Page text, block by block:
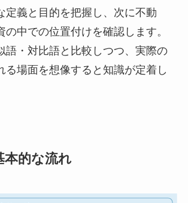
定義と目的を把握し、次に不動
の中での位置付けを確認します。
語・対比語と比較しつつ、実際の
る場面を想像すると知識が定着し
本的な流れ